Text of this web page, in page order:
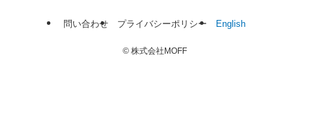
問い合わせ プライバシーポリシー English
©株式会社MOFF